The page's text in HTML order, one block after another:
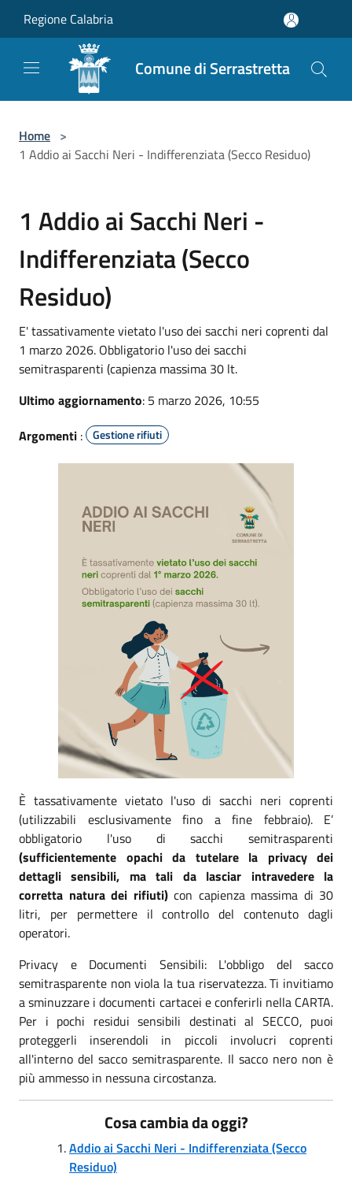
Regione Calabria
Comune di Serrastretta
Home >
1 Addio ai Sacchi Neri - Indifferenziata (Secco Residuo)
1 Addio ai Sacchi Neri -
Indifferenziata (Secco
Residuo)
E' tassativamente vietato l'uso dei sacchi neri coprenti dal
1 marzo 2026. Obbligatorio l'uso dei sacchi
semitrasparenti (capienza massima 30 lt.
Ultimo aggiornamento: 5 marzo 2026, 10:55
Argomenti : Gestione rifiuti
È tassativamente vietato l'uso di sacchi neri coprenti
(utilizzabili esclusivamente fino a fine febbraio). E’
obbligatorio l'uso di sacchi semitrasparenti
(sufficientemente opachi da tutelare la privacy dei
dettagli sensibili, ma tali da lasciar intravedere la
corretta natura dei rifiuti)con capienza massima di 30
litri, per permettere il controllo del contenuto dagli
operatori.
Privacy e Documenti Sensibili: L'obbligo del sacco
semitrasparente non viola la tua riservatezza. Ti invitiamo
a sminuzzare i documenti cartacei e conferirli nella CARTA.
Per i pochi residui sensibili destinati al SECCO, puoi
proteggerli inserendoli in piccoli involucri coprenti
all'interno del sacco semitrasparente. Il sacco nero non è
più ammesso in nessuna circostanza.
Cosa cambia da oggi?
Addio ai Sacchi Neri - Indifferenziata (Secco
Residuo)